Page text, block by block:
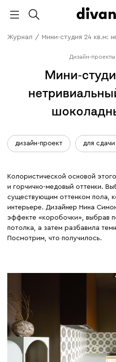
Журнал / Мини-студия 24 кв.м:
Дизайн-проекты
Мини-
дизайн-проект для
Колористической основой
и горчично-медовый оттенки.
существующим оттенком пола,
интерьере. Дизайнер Нина
эффекте «коробочки», выбрав
потолка, а затем разбавила
Посмотрим, что получилось.